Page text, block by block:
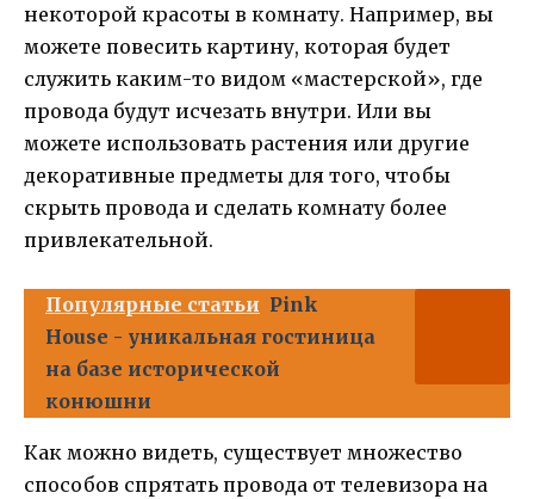
некоторой красоты в комнату. Например, вы
можете повесить картину, которая будет
служить каким-то видом «мастерской», где
провода будут исчезать внутри. Или вы
можете использовать растения или другие
декоративные предметы для того, чтобы
скрыть провода и сделать комнату более
привлекательной.
Популярные статьи Pink
House - уникальная гостиница
на базе исторической
конюшни
Как можно видеть, существует множество
способов спрятать провода от телевизора на